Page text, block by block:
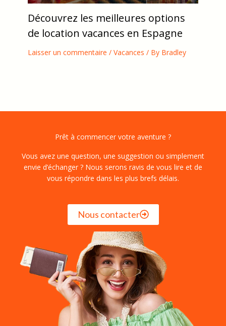
Découvrez les meilleures options
de location vacances en Espagne
Laisser un commentaire / Vacances / By Bradley
Prêt à commencer votre aventure ?
Vous avez une question, une suggestion ou simplement
envie d’échanger ? Nous serons ravis de vous lire et de
vous répondre dans les plus brefs délais.
Nous contacter